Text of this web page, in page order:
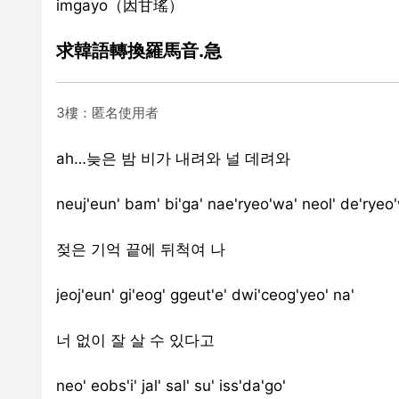
imgayo（因甘瑤）
求韓語轉換羅馬音.急
3樓：匿名使用者
ah…늦은 밤 비가 내려와 널 데려와
neuj'eun' bam' bi'ga' nae'ryeo'wa' neol'
젖은 기억 끝에 뒤척여 나
jeoj'eun' gi'eog' ggeut'e' dwi'ceog'yeo' na'
너 없이 잘 살 수 있다고
neo' eobs'i' jal' sal' su' iss'da'go'